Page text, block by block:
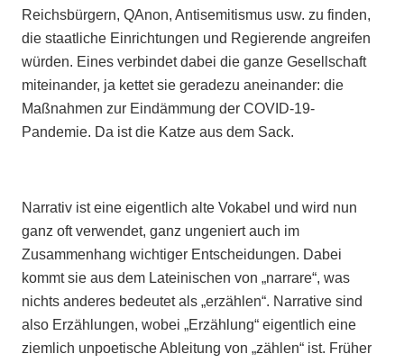
Reichsbürgern, QAnon, Antisemitismus usw. zu finden,
die staatliche Einrichtungen und Regierende angreifen
würden. Eines verbindet dabei die ganze Gesellschaft
miteinander, ja kettet sie geradezu aneinander: die
Maßnahmen zur Eindämmung der COVID-19-
Pandemie. Da ist die Katze aus dem Sack.
Narrativ ist eine eigentlich alte Vokabel und wird nun
ganz oft verwendet, ganz ungeniert auch im
Zusammenhang wichtiger Entscheidungen. Dabei
kommt sie aus dem Lateinischen von „narrare“, was
nichts anderes bedeutet als „erzählen“. Narrative sind
also Erzählungen, wobei „Erzählung“ eigentlich eine
ziemlich unpoetische Ableitung von „zählen“ ist. Früher